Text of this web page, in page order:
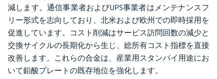
減します。通信事業者およびUPS事業者はメンテナンスフ
リー形式を志向しており、北米および欧州での即時採用を
促進しています。コスト削減はサービス訪問回数の減少と
交換サイクルの長期化から生じ、総所有コスト指標を直接
改善します。これらの合金は、産業用スタンバイ用途にお
いて鉛酸プレートの既存地位を強化します。